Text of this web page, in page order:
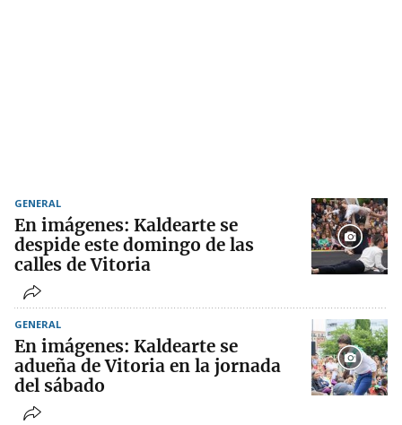
GENERAL
En imágenes: Kaldearte se
despide este domingo de las
calles de Vitoria
GENERAL
En imágenes: Kaldearte se
adueña de Vitoria en la jornada
del sábado